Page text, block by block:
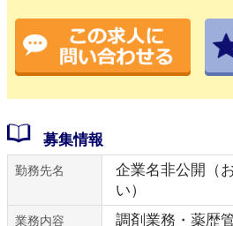
募集情報
勤務先名
企業名非公開（
い）
業務内容 調剤業務・薬歴